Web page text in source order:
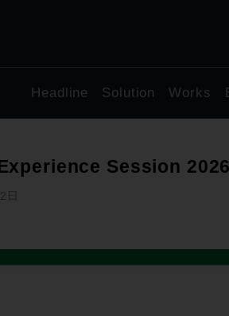
Headline Solution Works
Session 2026